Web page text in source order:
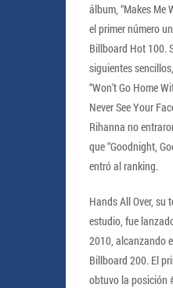
álbum, “Makes Me
el primer número
Billboard Hot 100.
siguientes
“Won’t Go Home
Never See Your
Rihanna no
que “Goodnight,
entró al ranking.
Hands All Over, su
estudio, fue
2010, alcanzando
Billboard 200. El
obtuvo la posición